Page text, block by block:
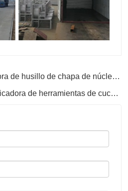
anterior : Máquina peladora de husillo de chapa de núcleo de madera
siguiente : Máquina rectificadora de herramientas de cuchillo circular